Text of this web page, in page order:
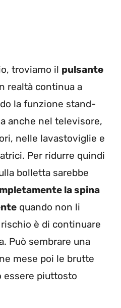
troviamo il pulsante
realtà continua a
la funzione stand-
anche nel televisore,
nelle lavastoviglie e
Per ridurre quindi
bolletta sarebbe
la spina
quando non li
è di continuare
Può sembrare una
mese poi le brutte
essere piuttosto